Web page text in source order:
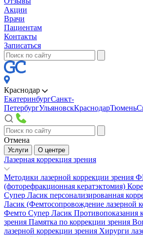
Акции
Врачи
Пациентам
Контакты
Записаться
Краснодар
ЕкатеринбургСанкт-
ПетербургУльяновскКраснодарТюмень
Отмена
Услуги О центре
Лазерная коррекция зрения
Методики лазерной коррекции зрения
(фоторефракционная кератэктомия)
Супер Ласик персонализированная
Ласик (Фемтосопровождение лазерной
Фемто Супер Ласик Противопоказания
зрения Памятка по коррекции зрения
лазерной коррекции зрения Хирурги